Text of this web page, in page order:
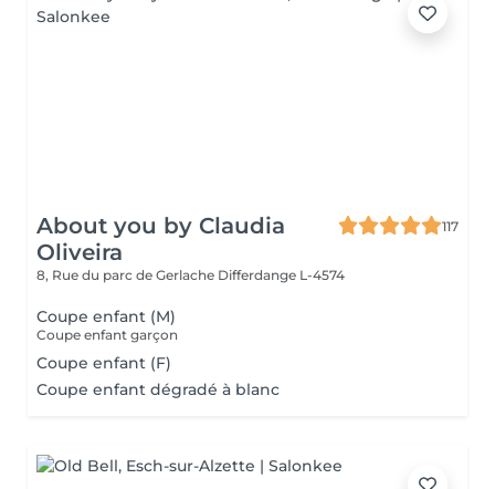
About you by Claudia
Oliveira
117
8, Rue du parc de Gerlache Differdange L-4574
Coupe enfant (M)
Coupe enfant garçon
Coupe enfant (F)
Coupe enfant dégradé à blanc